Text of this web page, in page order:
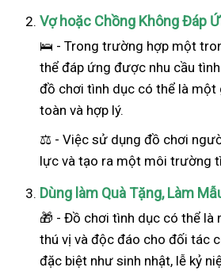
Vợ hoặc Chồng Không Đáp
🛌 - Trong trường hợp một
thể đáp ứng được nhu cầu
đồ chơi tình dục có thể là một
toàn và hợp lý.
⚖️ - Việc sử dụng đồ chơi
lực và tạo ra một môi trường
Dùng làm Quà Tặng, Làm
🎁 - Đồ chơi tình dục có thể là
thú vị và độc đáo cho đối tác
đặc biệt như sinh nhật, lễ kỷ